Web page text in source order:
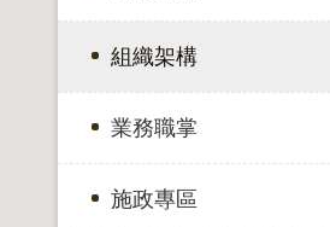
組織架構
業務職掌
施政專區